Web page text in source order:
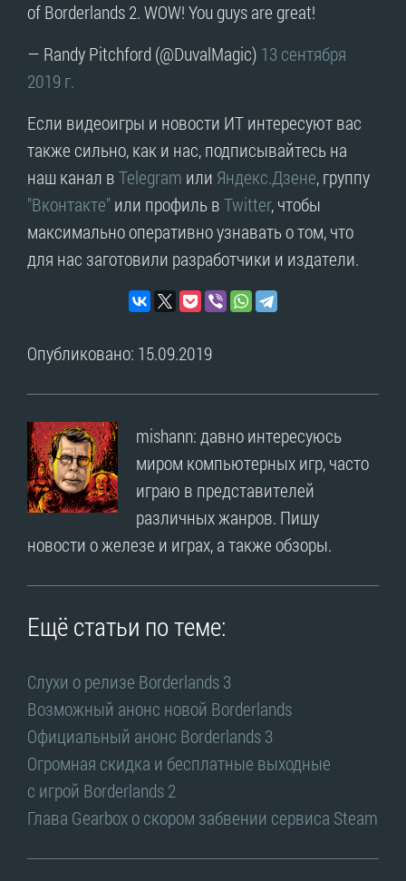
of Borderlands 2. WOW! You guys are great!
— Randy Pitchford (@DuvalMagic) 13 сентября
2019 г.
Если видеоигры и новости ИТ интересуют вас
также сильно, как и нас, подписывайтесь на
наш канал вTelegram или Яндекс.Дзене, группу
"Вконтакте"или профиль вTwitter, чтобы
максимально оперативно узнавать о том, что
для нас заготовили разработчики и издатели.
Опубликовано: 15.09.2019
mishann: давно интересуюсь
миром компьютерных игр, часто
играю в представителей
различных жанров. Пишу
новости о железе и играх, а также обзоры.
Ещё статьи по теме:
Слухи о релизе Borderlands 3
Возможный анонс новой Borderlands
Официальный анонс Borderlands 3
Огромная скидка и бесплатные выходные
с игрой Borderlands 2
Глава Gearbox о скором забвении сервиса Steam